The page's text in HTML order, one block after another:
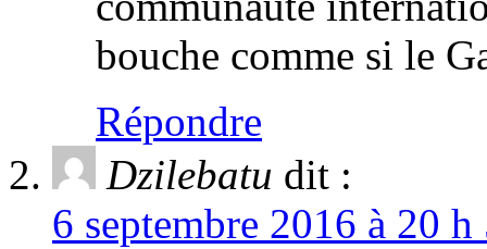
bouche comme si le
Répondre
Dzilebatu dit :
6 septembre 2016 à 20